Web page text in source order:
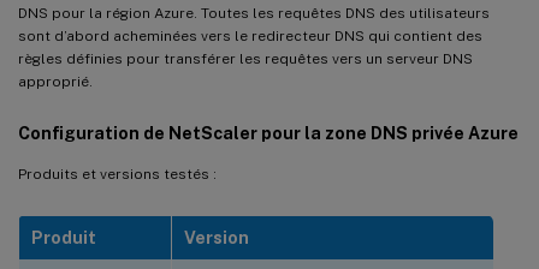
DNS pour la région Azure. Toutes les requêtes DNS des utilisateurs
sont d’abord acheminées vers le redirecteur DNS qui contient des
règles définies pour transférer les requêtes vers un serveur DNS
approprié.
Configuration de NetScaler pour la zone DNS privée Azure
Produits et versions testés :
Produit Version